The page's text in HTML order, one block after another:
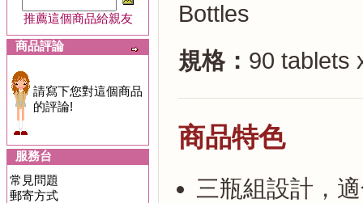
推薦這個商品給親友
商品評論
請寫下您對這個商品
的評論!
服務台
常見問題
郵寄方式
Bottles
規格： 90 tablets
商品特色
三瓶組設計，